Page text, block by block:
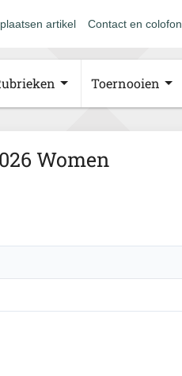
artikel Contact en colofon
Toernooien
Women